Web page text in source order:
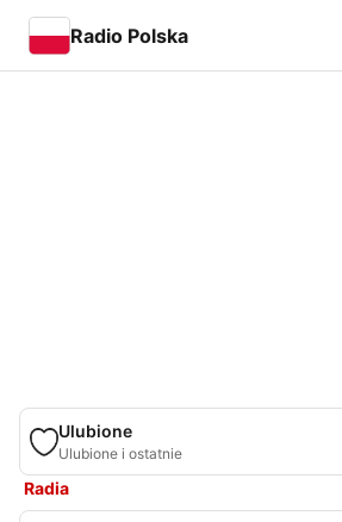
Radio Polska
Ulubione
Ulubione i ostatnie
Radia